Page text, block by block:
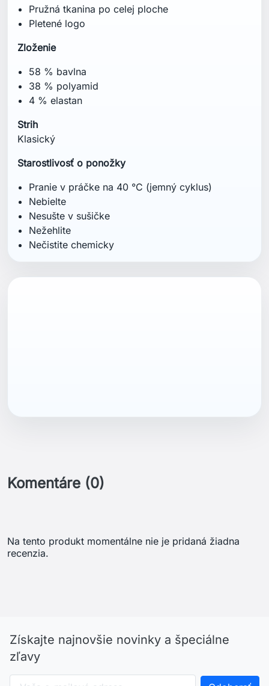
Pružná tkanina po celej ploche
Pletené logo
Zloženie
58 % bavlna
38 % polyamid
4 % elastan
Strih
Klasický
Starostlivosť o ponožky
Pranie v práčke na 40 °C (jemný cyklus)
Nebielte
Nesušte v sušičke
Nežehlite
Nečistite chemicky
Komentáre (0)
Na tento produkt momentálne nie je pridaná žiadna
recenzia.
Získajte najnovšie novinky a špeciálne
zľavy